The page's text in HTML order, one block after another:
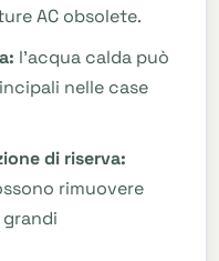
AC obsolete.
l'acqua calda può
nelle case
di riserva:
rimuovere